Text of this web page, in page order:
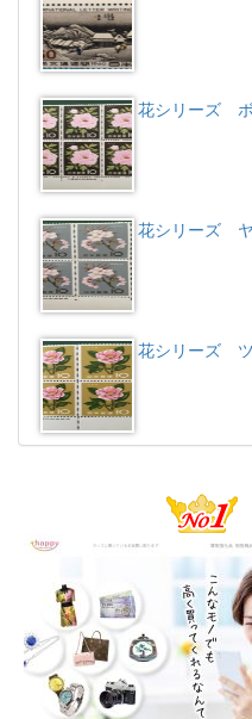
花シリーズ
花シリーズ
花シリーズ